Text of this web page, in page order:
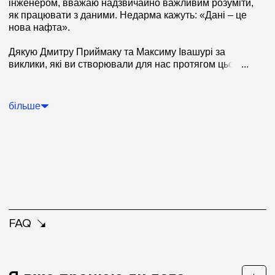
я коли-небудь проходив.
інженером, вважаю надзвичайно важливим розуміти,
як працювати з даними. Недарма кажуть: «Дані – це
нова нафта».
Дякую Дмитру Приймаку та Максиму Івашурі за
виклики, які ви створювали для нас протягом цього...
більше
FAQ